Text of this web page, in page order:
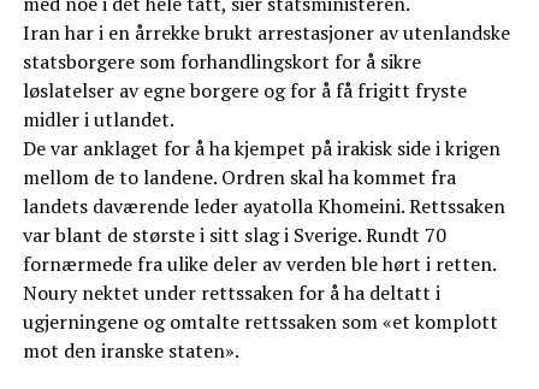
Iran har i en årrekke brukt arrestasjoner av utenlandske
statsborgere som forhandlingskort for å sikre
løslatelser av egne borgere og for å få frigitt fryste
midler i utlandet.
De var anklaget for å ha kjempet på irakisk side i krigen
mellom de to landene. Ordren skal ha kommet fra
landets daværende leder ayatolla Khomeini. Rettssaken
var blant de største i sitt slag i Sverige. Rundt 70
fornærmede fra ulike deler av verden ble hørt i retten.
Noury nektet under rettssaken for å ha deltatt i
ugjerningene og omtalte rettssaken som «et komplott
mot den iranske staten».